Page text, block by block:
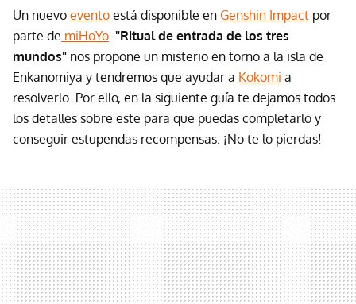
Un nuevo evento está disponible en Genshin Impact por
parte de miHoYo "Ritual de entrada de los tres
mundos" nos propone un misterio en torno a la isla de
Enkanomiya y tendremos que ayudar a Kokomi a
resolverlo. Por ello, en la siguiente guía te dejamos todos
los detalles sobre este para que puedas completarlo y
conseguir estupendas recompensas. ¡No te lo pierdas!